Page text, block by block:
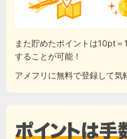
また貯めたポイントは10pt
することが可能！
アメフリに無料で登録して気